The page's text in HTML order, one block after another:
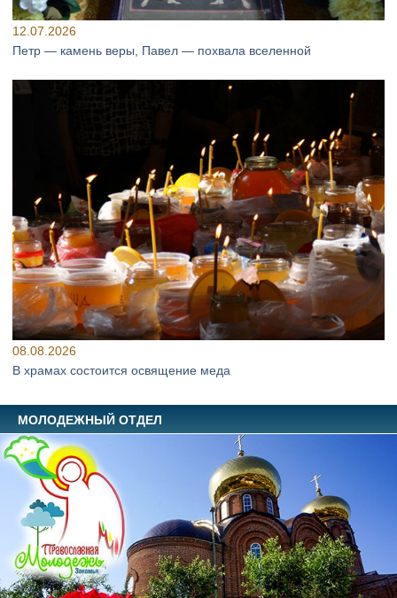
12.07.2026
Петр — камень веры, Павел — похвала вселенной
08.08.2026
В храмах состоится освящение меда
МОЛОДЕЖНЫЙ ОТДЕЛ